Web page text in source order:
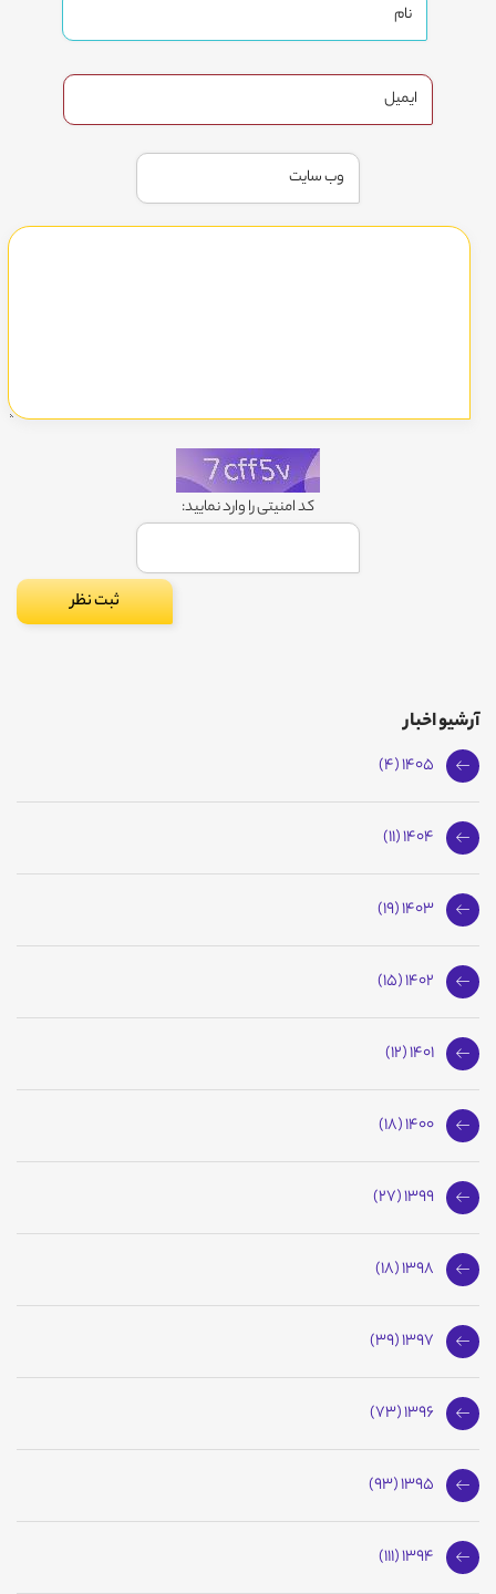
کد امنیتی را وارد نمایید:
آرشیو اخبار
1405 (4)
1404 (11)
1403 (19)
1402 (15)
1401 (12)
1400 (18)
1399 (27)
1398 (18)
1397 (39)
1396 (73)
1395 (93)
1394 (111)